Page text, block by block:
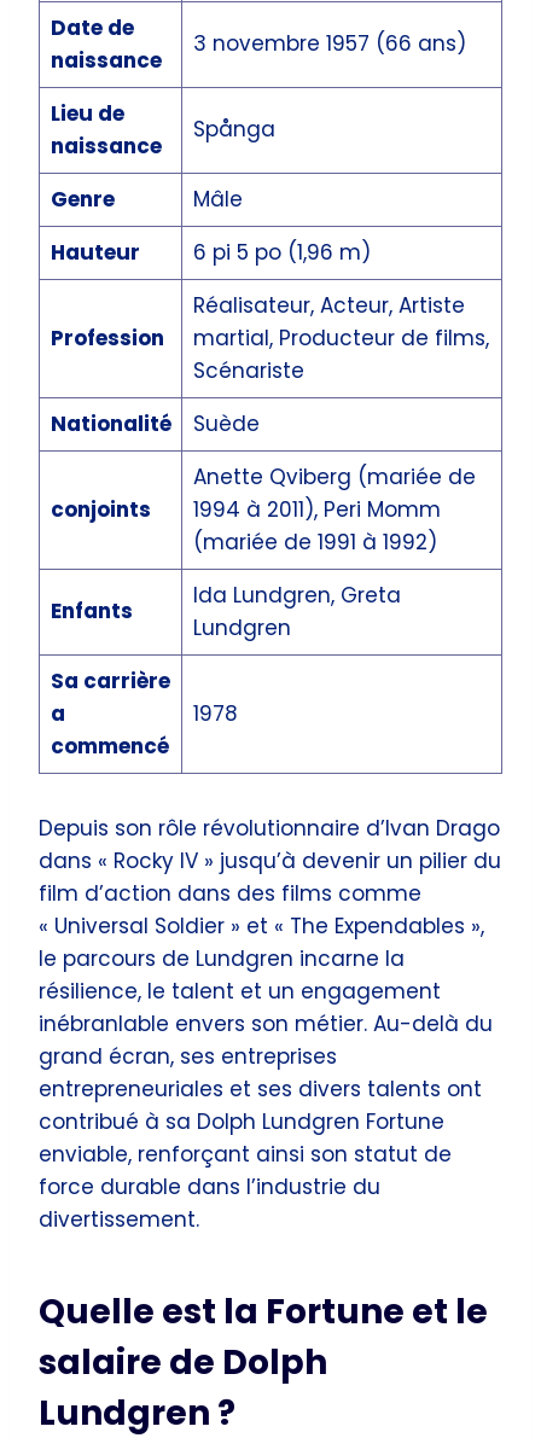
Date de
naissance
3 novembre 1957 (66 ans)
Lieu de
naissance
Spånga
Genre
Mâle
Hauteur
6 pi 5 po (1,96 m)
Profession
Réalisateur, Acteur, Artiste
martial, Producteur de films,
Scénariste
Nationalité
Suède
conjoints
Anette Qviberg (mariée de
1994 à 2011), Peri Momm
(mariée de 1991 à 1992)
Enfants
Ida Lundgren, Greta
Lundgren
Sa carrière
a
commencé
1978
Depuis son rôle révolutionnaire d’Ivan Drago
dans « Rocky IV » jusqu’à devenir un pilier du
film d’action dans des films comme
« Universal Soldier » et « The Expendables »,
le parcours de Lundgren incarne la
résilience, le talent et un engagement
inébranlable envers son métier. Au-delà du
grand écran, ses entreprises
entrepreneuriales et ses divers talents ont
contribué à sa Dolph Lundgren Fortune
enviable, renforçant ainsi son statut de
force durable dans l’industrie du
divertissement.
Quelle est la Fortune et le
salaire de Dolph
Lundgren ?